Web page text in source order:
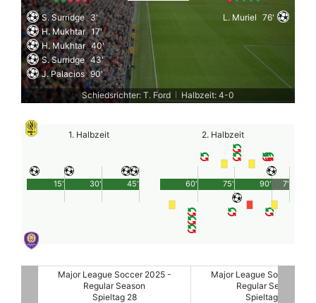
S. Surridge 3'
H. Mukhtar 17'
H. Mukhtar 40'
S. Surridge 43'
J. Palacios 90'
L. Muriel 76'
Schiedsrichter: T. Ford Halbzeit: 4-0
1. Halbzeit
45'
15' 30'
2. Halbzeit
90'
60' 75' 7'
Major League Soccer 2025 -
Regular Season
Spieltag 28
Major League Soccer
Regular Season
Spieltag 28